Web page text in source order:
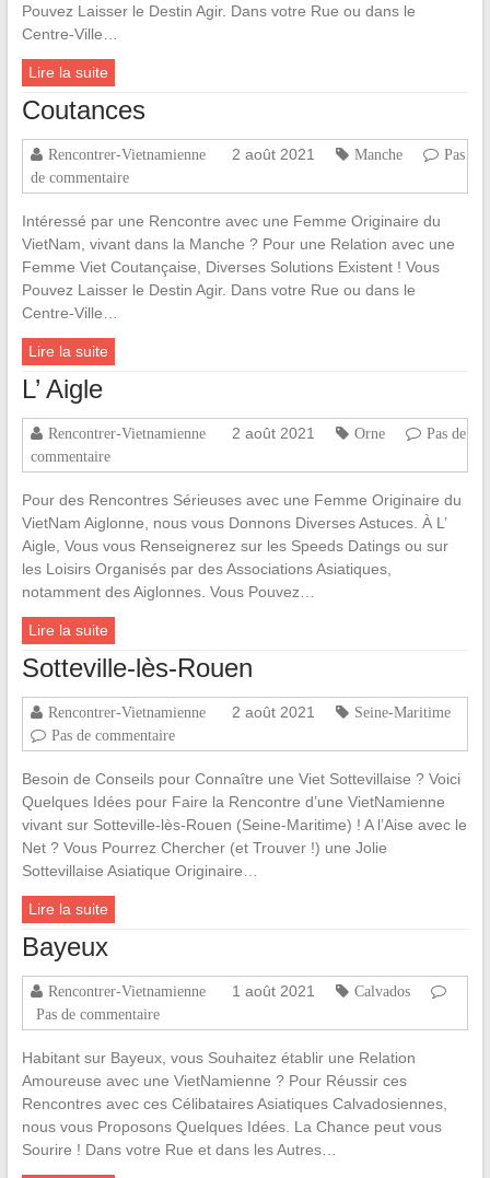
Pouvez Laisser le Destin Agir. Dans votre Rue ou dans le
Centre-Ville…
Lire la suite
Coutances
Rencontrer-Vietnamienne 2 août 2021 Manche
Pas
de commentaire
Intéressé par une Rencontre avec une Femme Originaire du
VietNam, vivant dans la Manche ? Pour une Relation avec une
Femme Viet Coutançaise, Diverses Solutions Existent ! Vous
Pouvez Laisser le Destin Agir. Dans votre Rue ou dans le
Centre-Ville…
Lire la suite
L’ Aigle
Rencontrer-Vietnamienne 2 août 2021 Orne
Pas de
commentaire
Pour des Rencontres Sérieuses avec une Femme Originaire du
VietNam Aiglonne, nous vous Donnons Diverses Astuces. À L’
Aigle, Vous vous Renseignerez sur les Speeds Datings ou sur
les Loisirs Organisés par des Associations Asiatiques,
notamment des Aiglonnes. Vous Pouvez…
Lire la suite
Sotteville-lès-Rouen
Rencontrer-Vietnamienne 2 août 2021
Seine-Maritime
Pas de commentaire
Besoin de Conseils pour Connaître une Viet Sottevillaise ? Voici
Quelques Idées pour Faire la Rencontre d’une VietNamienne
vivant sur Sotteville-lès-Rouen (Seine-Maritime) ! A l’Aise avec le
Net ? Vous Pourrez Chercher (et Trouver !) une Jolie
Sottevillaise Asiatique Originaire…
Lire la suite
Bayeux
Rencontrer-Vietnamienne 1 août 2021
Calvados
Pas de commentaire
Habitant sur Bayeux, vous Souhaitez établir une Relation
Amoureuse avec une VietNamienne ? Pour Réussir ces
Rencontres avec ces Célibataires Asiatiques Calvadosiennes,
nous vous Proposons Quelques Idées. La Chance peut vous
Sourire ! Dans votre Rue et dans les Autres…